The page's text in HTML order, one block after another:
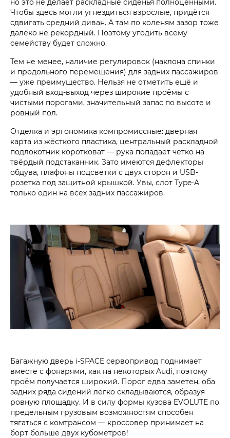
Чтобы здесь могли угнездиться взрослые, придётся
сдвигать средний диван. А там по коленям зазор тоже
далеко не рекордный. Поэтому угодить всему
семейству будет сложно.
Тем не менее, наличие регулировок (наклона спинки
и продольного перемещения) для задних пассажиров
— уже преимущество. Нельзя не отметить ещё и
удобный вход-выход через широкие проёмы с
чистыми порогами, значительный запас по высоте и
ровный пол.
Отделка и эргономика компромиссные: дверная
карта из жёсткого пластика, центральный раскладной
подлокотник коротковат — рука попадает чётко на
твёрдый подстаканник. Зато имеются дефлекторы
обдува, плафоны подсветки с двух сторон и USB-
розетка под защитной крышкой. Увы, слот Type-A
только один на всех задних пассажиров.
Багажную дверь i‑SPACE сервопривод поднимает
вместе с фонарями, как на некоторых Audi, поэтому
проём получается широкий. Порог едва заметен, оба
задних ряда сидений легко складываются, образуя
ровную площадку. И в силу формы кузова EVOLUTE по
предельным грузовым возможностям способен
тягаться с комтрансом — кроссовер принимает на
борт больше двух кубометров!